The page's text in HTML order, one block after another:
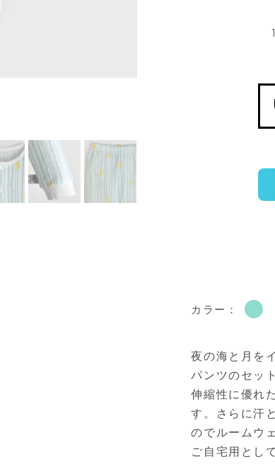
カラー：
夜の海と月を
パンツのセット
伸縮性に優れ
す。さらに汗
のでルームウ
ご自宅用とし